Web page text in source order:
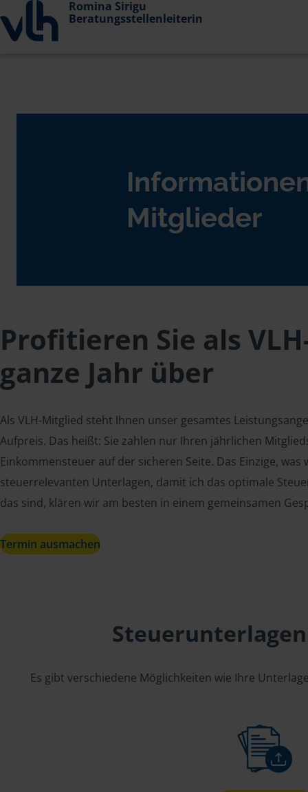
Romina Sirigu
Beratungsstellenleiterin
Mitglieder
Profitieren Sie als
ganze Jahr über
Als VLH-Mitglied steht Ihnen unser gesamtes
Aufpreis. Das heißt: Sie zahlen nur Ihren jährlichen
Einkommensteuer auf der sicheren Seite. Das Einzige,
steuerrelevanten Unterlagen, damit ich das optimale
das sind, klären wir am besten in einem gemeinsamen
Termin ausmachen
Es gibt verschiedene Möglichkeiten wie Ihre